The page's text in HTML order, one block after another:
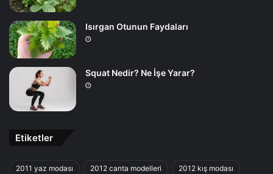
Isırgan Otunun Faydaları
Squat Nedir? Ne İşe Yarar?
Etiketler
2011 yaz modası 2012 canta modelleri 2012 kış modası